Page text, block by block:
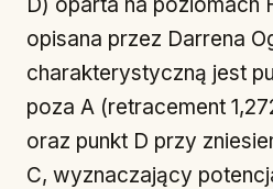
opisana przez Darrena
charakterystyczną jest
poza A (retracement
oraz punkt D przy
C, wyznaczający